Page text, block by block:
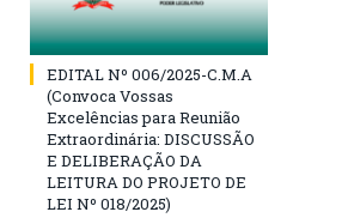
EDITAL Nº 006/2025-C.M.A
(Convoca Vossas
Excelências para Reunião
Extraordinária: DISCUSSÃO
E DELIBERAÇÃO DA
LEITURA DO PROJETO DE
LEI Nº 018/2025)